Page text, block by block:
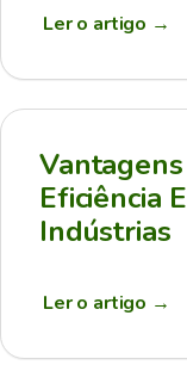
Ler o artigo →
Eficiência
Indústrias
Ler o artigo →